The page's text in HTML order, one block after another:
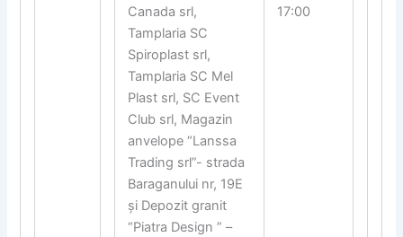
Canada srl,
Tamplaria SC
Spiroplast srl,
Tamplaria SC Mel
Plast srl, SC Event
Club srl, Magazin
anvelope “Lanssa
Trading srl”- strada
Baraganului nr, 19E
și Depozit granit
“Piatra Design ” –
17:00